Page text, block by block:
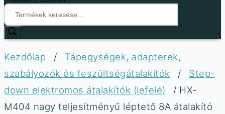
Kezdőlap /
Tápegységek, adapterek,
szabályozók és feszültségátalakítók
/
Step-
down elektromos átalakítók (lefelé)
/ HX-
M404 nagy teljesítményű léptető 8A átalakító